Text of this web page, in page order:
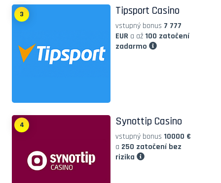
3 Tipsport Casino
vstupný bonus 7 777
EUR a až 100 zatočení
zadarmo
4 Synottip Casino
vstupný bonus 10000 €
a 250 zatočení bez
rizika